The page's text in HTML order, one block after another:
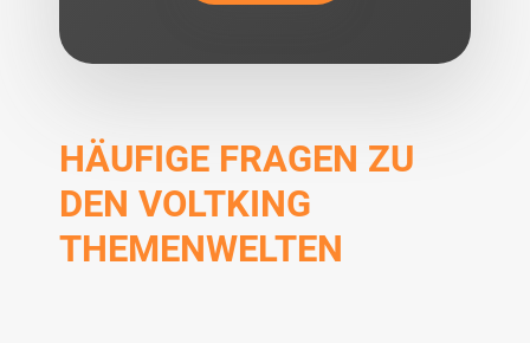
HÄUFIGE FRAGEN ZU
DEN VOLTKING
THEMENWELTEN